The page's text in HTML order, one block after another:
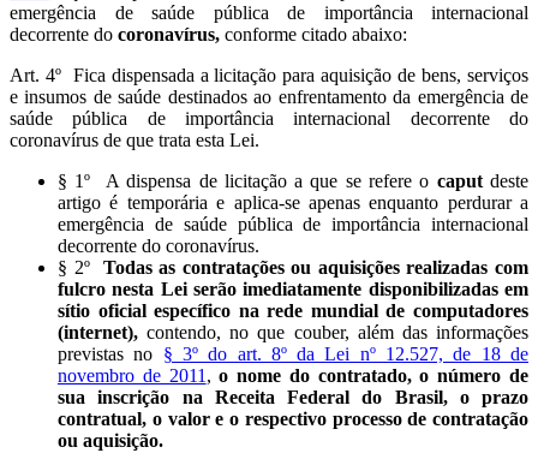
emergência de saúde pública de importância internacional
decorrente do coronavírus, conforme citado abaixo:
Art. 4º Fica dispensada a licitação para aquisição de bens, serviços
e insumos de saúde destinados ao enfrentamento da emergência de
saúde pública de importância internacional decorrente do
coronavírus de que trata esta Lei.
§ 1º A dispensa de licitação a que se refere o caputdeste
artigo é temporária e aplica-se apenas enquanto perdurar a
emergência de saúde pública de importância internacional
decorrente do coronavírus.
§ 2º Todas as contratações ou aquisições realizadas com
fulcro nesta Lei serão imediatamente disponibilizadas em
sítio oficial específico na rede mundial de computadores
(internet), contendo, no que couber, além das informações
previstas no § 3º do art. 8º da Lei nº 12.527, de 18 de
novembro de 2011 ,o nome do contratado, o número de
sua inscrição na Receita Federal do Brasil, o prazo
contratual, o valor e o respectivo processo de contratação
ou aquisição.